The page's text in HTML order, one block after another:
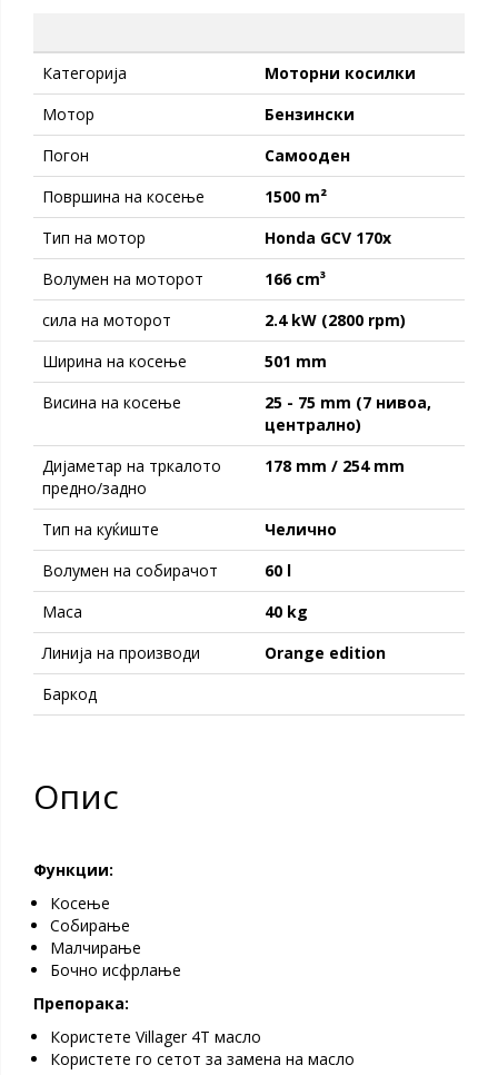
Категорија
Moторни косилки
Moтор
Бензински
Погон
Самооден
Површина на косење
1500 m²
Тип на мотор
Honda GCV 170x
Волумен на моторот
166 cm³
сила на моторот
2.4 kW (2800 rpm)
Ширина на косење
501 mm
Висина на косење
25 - 75 mm (7 нивоа,
централно)
Дијаметар на тркалото
предно/задно
178 mm / 254 mm
Тип на куќиште
Челично
Волумен на собирачот
60 l
Maсa
40 kg
Линија на производи
Orange edition
Баркод
Опис
Функции:
Косење
Собирање
Maлчирање
Бочно исфрлање
Препорака:
Користете Villager 4T масло
Користете го сетот за замена на масло